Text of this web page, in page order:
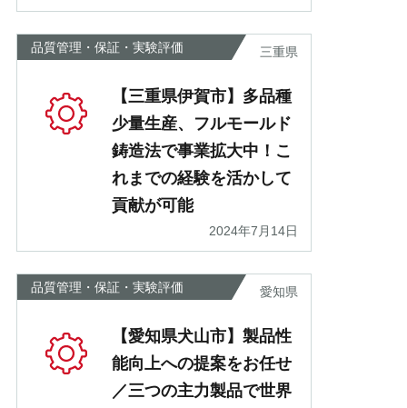
品質管理・保証・実験評価 三重県
【三重県伊賀市】多品種
少量生産、フルモールド
鋳造法で事業拡大中！こ
れまでの経験を活かして
貢献が可能
2024年7月14日
品質管理・保証・実験評価 愛知県
【愛知県犬山市】製品性
能向上への提案をお任せ
／三つの主力製品で世界